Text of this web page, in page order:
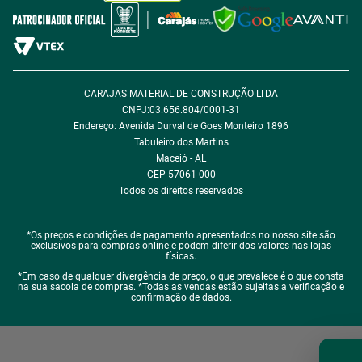
Política de Desconto
Fale com encarregado de dados
CARAJAS MATERIAL DE CONSTRUÇÃO LTDA
CNPJ:03.656.804/0001-31
Endereço: Avenida Durval de Goes Monteiro 1896
Tabuleiro dos Martins
Maceió - AL
CEP 57061-000
Todos os direitos reservados
*Os preços e condições de pagamento apresentados no nosso site são
exclusivos para compras online e podem diferir dos valores nas lojas
físicas.
*Em caso de qualquer divergência de preço, o que prevalece é o que consta
na sua sacola de compras. *Todas as vendas estão sujeitas a verificação e
confirmação de dados.